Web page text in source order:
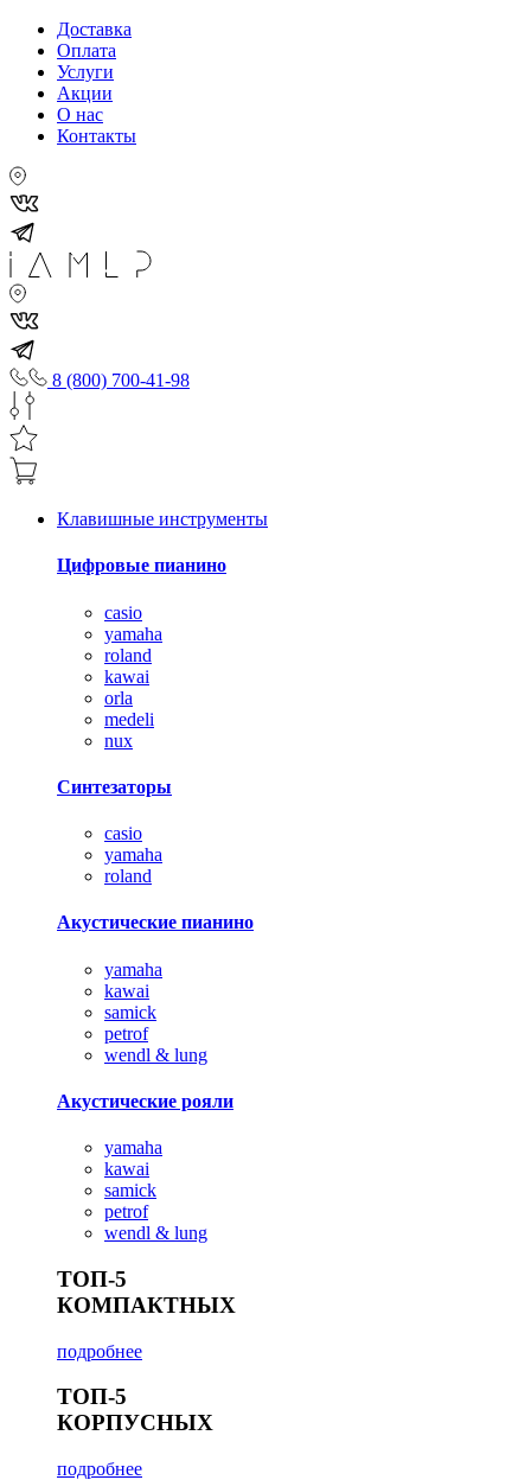
Доставка
Оплата
Услуги
Акции
О нас
Контакты
8 (800) 700-41-98
Клавишные инструменты
Цифровые пианино
casio
yamaha
roland
kawai
orla
medeli
nux
Синтезаторы
casio
yamaha
roland
Акустические пианино
yamaha
kawai
samick
petrof
wendl & lung
Акустические рояли
yamaha
kawai
samick
petrof
wendl & lung
ТОП-5
КОМПАКТНЫХ
подробнее
ТОП-5
КОРПУСНЫХ
подробнее